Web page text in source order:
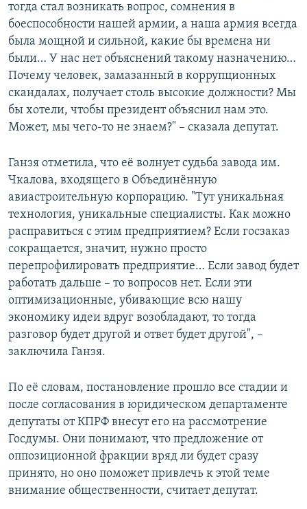
тогда стал возникать вопрос, сомнения в
боеспособности нашей армии, а наша армия всегда
была мощной и сильной, какие бы времена ни
были… У нас нет объяснений такому назначению…
Почему человек, замазанный в коррупционных
скандалах, получает столь высокие должности? Мы
бы хотели, чтобы президент объяснил нам это.
Может, мы чего-то не знаем?" – сказала депутат.
Ганзя отметила, что её волнует судьба завода им.
Чкалова, входящего в Объединённую
авиастроительную корпорацию. "Тут уникальная
технология, уникальные специалисты. Как можно
расправиться с этим предприятием? Если госзаказ
сокращается, значит, нужно просто
перепрофилировать предприятие… Если завод будет
работать дальше – то вопросов нет. Если эти
оптимизационные, убивающие всю нашу
экономику идеи вдруг возобладают, то тогда
разговор будет другой и ответ будет другой", –
заключила Ганзя.
По её словам, постановление прошло все стадии и
после согласования в юридическом департаменте
депутаты от КПРФ внесут его на рассмотрение
Госдумы. Они понимают, что предложение от
оппозиционной фракции вряд ли будет сразу
принято, но оно поможет привлечь к этой теме
внимание общественности, считает депутат.